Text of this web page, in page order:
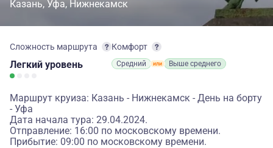
Казань Уфа Нижнекамск
Сложность маршрута
Легкий уровень
Комфорт
Средний Выше среднего
Маршрут круиза: Казань - Нижнекамск - День на борту
- Уфа
Дата начала тура: 29.04.2024.
Отправление: 16:00 по московскому времени.
Прибытие: 09:00 по московскому времени.